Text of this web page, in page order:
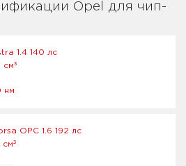
Opel для чип-
1.4 140 лс
см³
нм
OPC 1.6 192 лс
см³